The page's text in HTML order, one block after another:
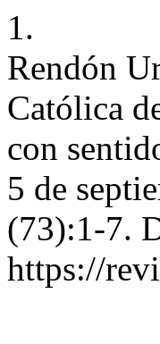
1.
Rendón
Católica
con
5 de
(73):1-7.
https://